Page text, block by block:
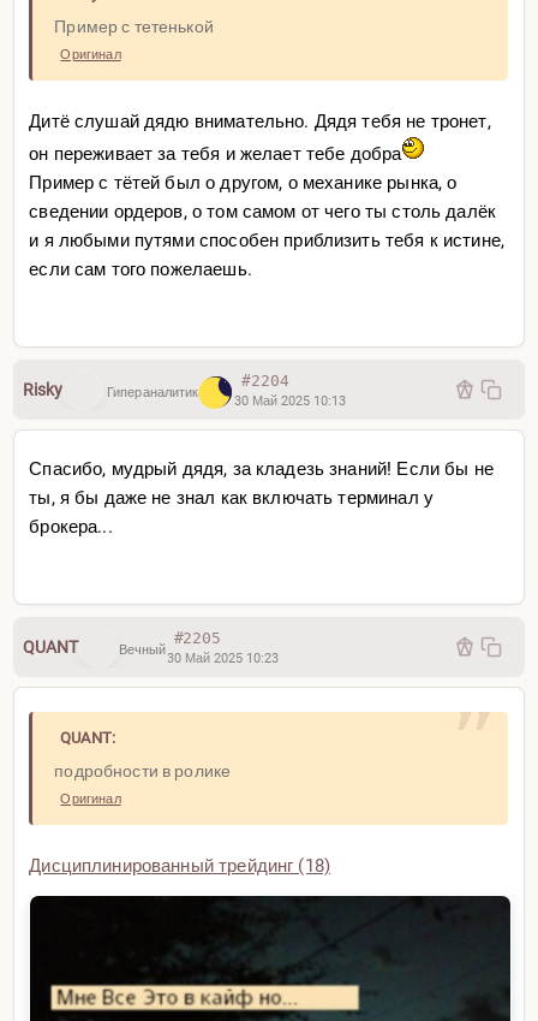
Пример с тетенькой
Оригинал
Дитё слушай дядю внимательно. Дядя тебя не тронет,
он переживает за тебя и желает тебе добра
Пример с тётей был о другом, о механике рынка, о
сведении ордеров, о том самом от чего ты столь далёк
и я любыми путями способен приблизить тебя к истине,
если сам того пожелаешь.
Risky Гипераналитик
#2204
30 Май 2025 10:13
Спасибо, мудрый дядя, за кладезь знаний! Если бы не
ты, я бы даже не знал как включать терминал у
брокера...
QUANT Вечный
#2205
30 Май 2025 10:23
QUANT:
подробности в ролике
Оригинал
Дисциплинированный трейдинг (18)